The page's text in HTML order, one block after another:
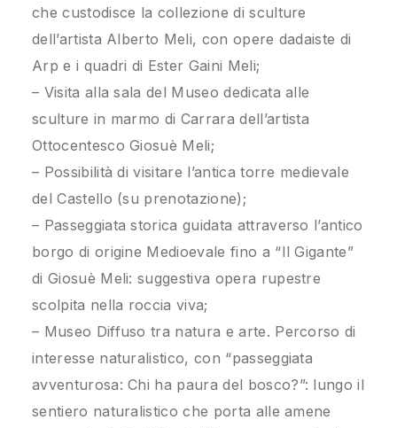
che custodisce la collezione di sculture
dell’artista Alberto Meli, con opere dadaiste di
Arp e i quadri di Ester Gaini Meli;
– Visita alla sala del Museo dedicata alle
sculture in marmo di Carrara dell’artista
Ottocentesco Giosuè Meli;
– Possibilità di visitare l’antica torre medievale
del Castello (su prenotazione);
– Passeggiata storica guidata attraverso l’antico
borgo di origine Medioevale fino a “Il Gigante”
di Giosuè Meli: suggestiva opera rupestre
scolpita nella roccia viva;
– Museo Diffuso tra natura e arte. Percorso di
interesse naturalistico, con “passeggiata
avventurosa: Chi ha paura del bosco?”: lungo il
sentiero naturalistico che porta alle amene